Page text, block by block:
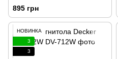
рессивер 184328
895 грн
НОВИНКА
3
3